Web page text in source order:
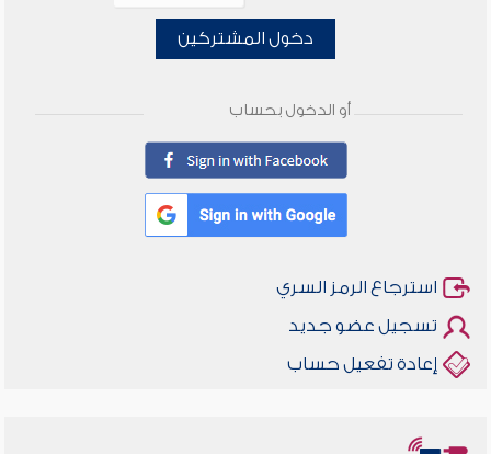
دخول المشتركين
أو الدخول بحساب
استرجاع الرمز السري
تسجيل عضو جديد
إعادة تفعيل حساب